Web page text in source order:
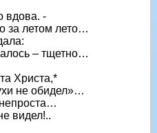
вдова. -
за летом лето…
– тщетно…
Христа,*
не обидел»…
видел!..